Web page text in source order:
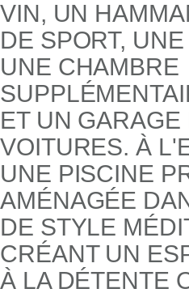
VIN, UN
DE SPORT,
UNE CHAMBRE
ET UN
VOITURES. À
UNE PISCINE
AMÉNAGÉE
DE STYLE
CRÉANT UN
À LA DÉTENTE